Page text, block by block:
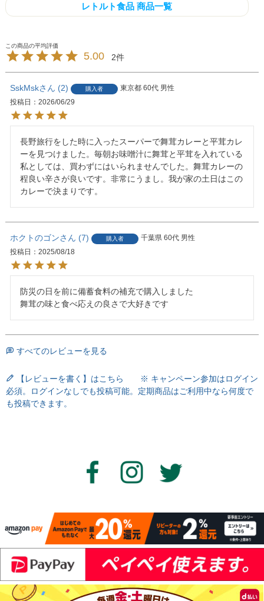
レトルト食品 商品一覧
5.00 2
SskMsk 2 購入者 東京都 60代 男性
投稿日
2026/06/29
長野旅行をした時に入ったスーパーで舞茸カレーと平茸カレ
ーを見つけました。毎朝お味噌汁に舞茸と平茸を入れている
私としては、買わずにはいられませんでした。舞茸カレーの
程良い辛さが良いです。非常にうまし。我が家の土日はこの
カレーで決まりです。
ホクトのゴン 7 購入者 千葉県 60代 男性
投稿日
2025/08/18
防災の日を前に備蓄食料の補充で購入しました
舞茸の味と食べ応えの良さで大好きです
すべてのレビューを見る
【レビューを書く】はこちら ※ キャンペーン参加はログイン
必須。ログインなしでも投稿可能。定期商品はご利用中なら何度で
も投稿できます。